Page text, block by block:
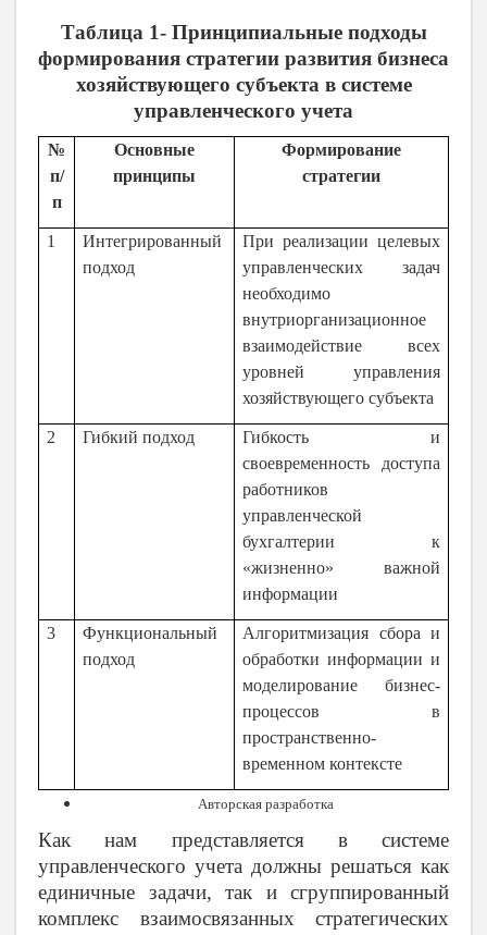
Таблица 1- Принципиальные подходы
формирования стратегии развития бизнеса
хозяйствующего субъекта в системе
управленческого учета
№
п/
п
Основные
принципы
Формирование
стратегии
1
Интегрированный
подход
При реализации целевых
управленческих задач
необходимо
внутриорганизационное
взаимодействие всех
уровней управления
хозяйствующего субъекта
2 Гибкий подход
Гибкость и
своевременность доступа
работников
управленческой
бухгалтерии к
«жизненно» важной
информации
3
Функциональный
подход
Алгоритмизация сбора и
обработки информации и
моделирование бизнес-
процессов в
пространственно-
временном контексте
Авторская разработка
Как нам представляется в системе
управленческого учета должны решаться как
единичные задачи, так и сгруппированный
комплекс взаимосвязанных стратегических